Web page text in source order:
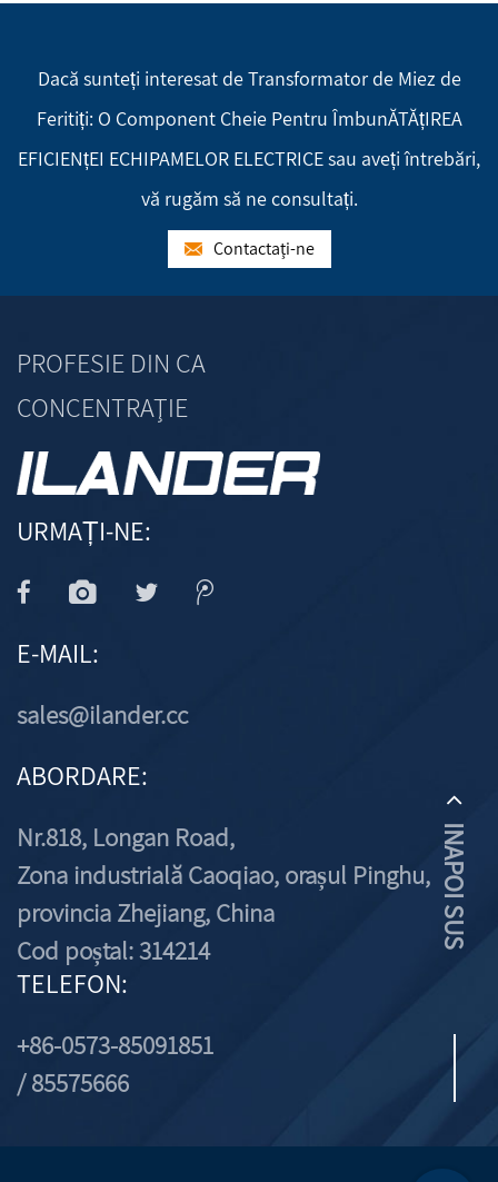
Dacă sunteți interesat de Transformator de Miez de
Feritiți: O Component Cheie Pentru ÎmbunĂTĂțIREA
EFICIENțEI ECHIPAMELOR ELECTRICE sau aveți întrebări,
vă rugăm să ne consultați.
Contactaţi-ne
PROFESIE DIN CA
CONCENTRAŢIE
URMAȚI-NE:
E-MAIL:
sales@ilander.cc
ABORDARE:
Nr.818, Longan Road,
Zona industrială Caoqiao, orașul Pinghu,
provincia Zhejiang, China
Cod poștal: 314214
TELEFON:
+86-0573-85091851
/ 85575666
INAPOI SUS